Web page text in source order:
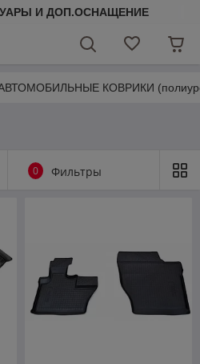
И ДОП.ОСНАЩЕНИЕ
КОВРИКИ
0 Фильтры